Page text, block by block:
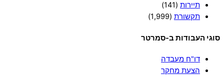
תיירות (141)
תקשורת (1,999)
סוגי העבודות ב-סמרטר
דו"ח מעבדה
הצעת מחקר